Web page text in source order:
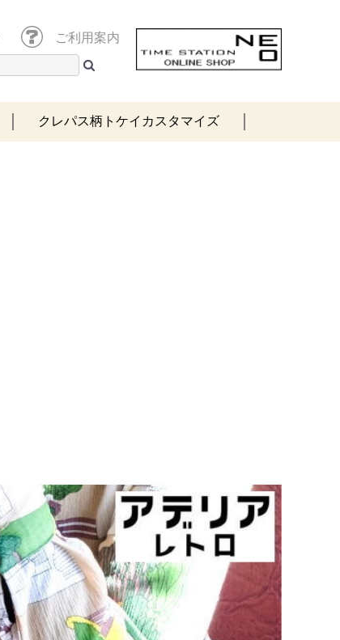
ご利用案内
クレパス柄トケイカスタマイズ